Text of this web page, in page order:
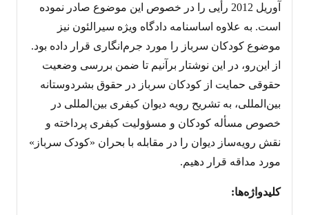
آوریل 2012 رأیی را در خصوص این موضوع صادر نموده
است. به علاوه اساسنامه دادگاه ویژه سیرالئون نیز
موضوع کودکان سرباز را مورد جرم‌انگاری قرار داده بود.
از این‌رو، در این نوشتار برآنیم تا ضمن بررسی وضعیت
حقوقی حمایت از کودکان سرباز در حقوق بشردوستانه
بین‌المللی، به تشریح رویه دیوان کیفری بین‌المللی در
خصوص مسأله کودکان و مسؤولیت کیفری پرداخته و
نقش رویه‌ساز دیوان را در مقابله با بحران «کودک سرباز»
مورد مداقه قرار دهیم.
کلیدواژه‌ها: